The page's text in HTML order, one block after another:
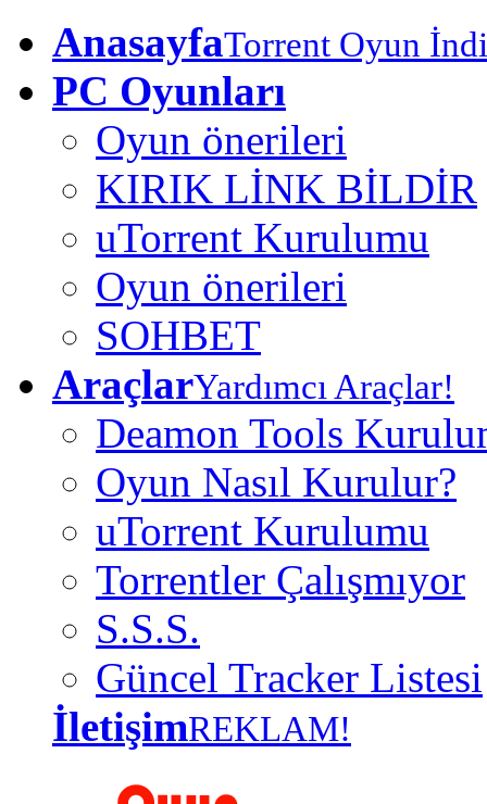
AnasayfaTorrent Oyun
PC Oyunları
Oyun önerileri
KIRIK LİNK BİLDİR
uTorrent Kurulumu
Oyun önerileri
SOHBET
AraçlarYardımcı Araçlar!
Deamon Tools
Oyun Nasıl Kurulur?
uTorrent Kurulumu
Torrentler Çalışmıyor
S.S.S.
Güncel Tracker Listesi
İletişimREKLAM!